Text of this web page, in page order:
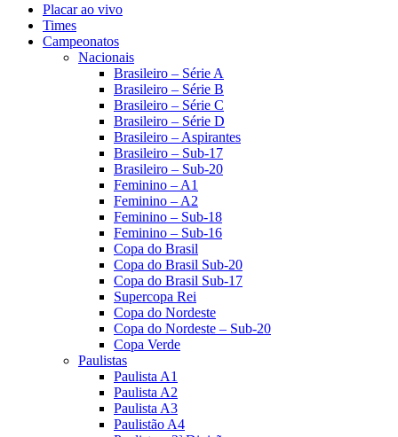
Placar ao vivo
Times
Campeonatos
Nacionais
Brasileiro – Série A
Brasileiro – Série B
Brasileiro – Série C
Brasileiro – Série D
Brasileiro – Aspirantes
Brasileiro – Sub-17
Brasileiro – Sub-20
Feminino – A1
Feminino – A2
Feminino – Sub-18
Feminino – Sub-16
Copa do Brasil
Copa do Brasil Sub-20
Copa do Brasil Sub-17
Supercopa Rei
Copa do Nordeste
Copa do Nordeste – Sub-20
Copa Verde
Paulistas
Paulista A1
Paulista A2
Paulista A3
Paulistão A4